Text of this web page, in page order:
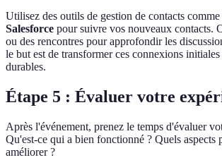
Utilisez des outils de gestion de contacts comme
Salesforce pour suivre vos nouveaux contacts.
ou des rencontres pour approfondir les
le but est de transformer ces connexions
durables.
Étape 5 : Évaluer votre
Après l'événement, prenez le temps d'évaluer
Qu'est-ce qui a bien fonctionné ? Quels aspects
améliorer ?